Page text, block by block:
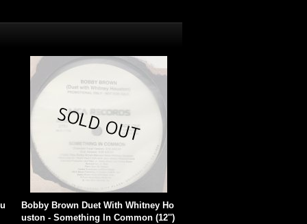
Bobby Brown Duet With Whitney Ho
uston - Something In Common (12'')